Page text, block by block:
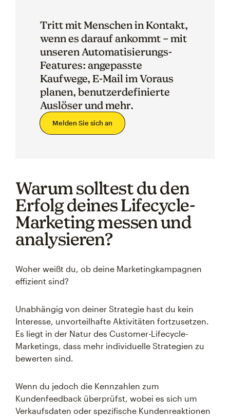
Tritt mit Menschen in Kontakt,
wenn es darauf ankommt – mit
unseren Automatisierungs-
Features: angepasste
Kaufwege, E-Mail im Voraus
planen, benutzerdefinierte
Auslöser und mehr.
Melden Sie sich an
Warum solltest du den
Erfolg deines Lifecycle-
Marketing messen und
analysieren?
Woher weißt du, ob deine Marketingkampagnen
effizient sind?
Unabhängig von deiner Strategie hast du kein
Interesse, unvorteilhafte Aktivitäten fortzusetzen.
Es liegt in der Natur des Customer-Lifecycle-
Marketings, dass mehr individuelle Strategien zu
bewerten sind.
Wenn du jedoch die Kennzahlen zum
Kundenfeedback überprüfst, wobei es sich um
Verkaufsdaten oder spezifische Kundenreaktionen